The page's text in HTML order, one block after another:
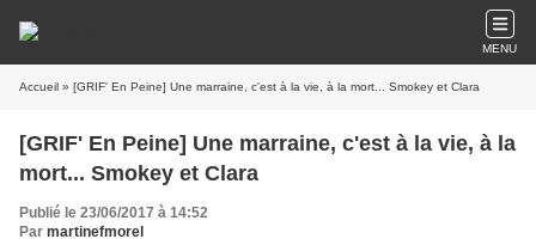
MENU
Accueil » [GRIF' En Peine] Une marraine, c'est à la vie, à la mort... Smokey et Clara
[GRIF' En Peine] Une marraine, c'est à la vie, à la
mort... Smokey et Clara
Publié le 23/06/2017 à 14:52
Par martinefmorel